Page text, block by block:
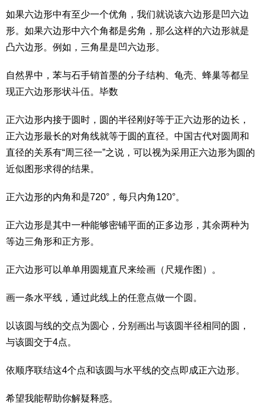
如果六边形中有至少一个优角，我们就说该六边形是凹六边
形。如果六边形中六个角都是劣角，那么这样的六边形就是
凸六边形。例如，三角星是凹六边形。
自然界中，苯与石手销首墨的分子结构、龟壳、蜂巢等都呈
现正六边形形状斗伍。毕数
正六边形内接于圆时，圆的半径刚好等于正六边形的边长，
正六边形最长的对角线就等于圆的直径。中国古代对圆周和
直径的关系有“周三径一”之说，可以视为采用正六边形为圆的
近似图形求得的结果。
正六边形的内角和是720°，每只内角120°。
正六边形是其中一种能够密铺平面的正多边形，其余两种为
等边三角形和正方形。
正六边形可以单单用圆规直尺来绘画（尺规作图）。
画一条水平线，通过此线上的任意点做一个圆。
以该圆与线的交点为圆心，分别画出与该圆半径相同的圆，
与该圆交于4点。
依顺序联结这4个点和该圆与水平线的交点即成正六边形。
希望我能帮助你解疑释惑。